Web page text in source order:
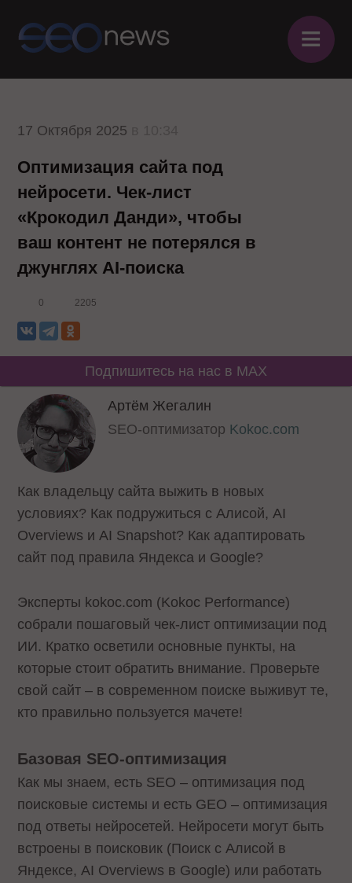
≡
17 Октября 2025
Оптимизация сайта под
нейросети. Чек-лист
«Крокодил Данди», чтобы
ваш контент не потерялся в
джунглях AI-поиска
0 2205
Подпишитесь на нас в MAX
Артём Жегалин
SEO-оптимизатор Kokoc.com
Как владельцу сайта выжить в новых
условиях? Как подружиться с Алиcой, AI
Overviews и AI Snapshot? Как адаптировать
сайт под правила Яндекса и Google?
Эксперты kokoc.com (Kokoc Performance)
собрали пошаговый чек-лист оптимизации под
ИИ. Кратко осветили основные пункты, на
которые стоит обратить внимание. Проверьте
свой сайт – в современном поиске выживут те,
кто правильно пользуется мачете!
Базовая SEO-оптимизация
Как мы знаем, есть SEO – оптимизация под
поисковые системы и есть GEO – оптимизация
под ответы нейросетей. Нейросети могут быть
встроены в поисковик (Поиск с Алисой в
Яндексе, AI Overviews в Google) или работать